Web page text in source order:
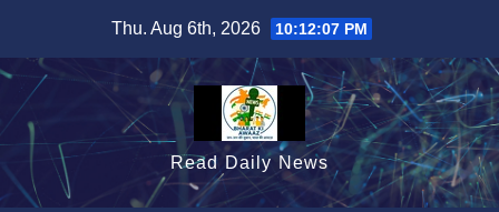
content
Thu. Aug 6th, 2026 10:12:08 PM
Read Daily News